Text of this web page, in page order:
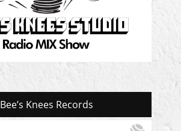
Bee’s Knees Records